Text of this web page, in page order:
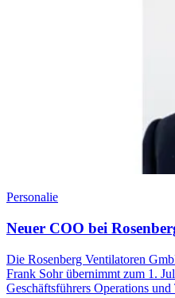
Personalie
Neuer COO bei
Die Rosenberg Ventilatoren
Frank Sohr übernimmt zum 1.
Geschäftsführers Operations und